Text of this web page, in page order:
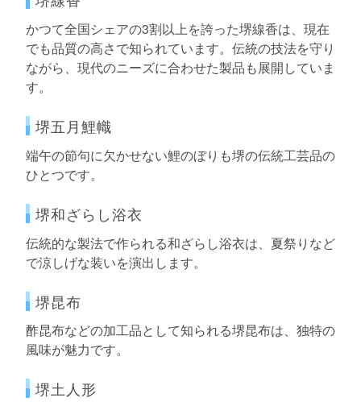
かつて全国シェアの3割以上を誇った堺線香は、現在
でも品質の高さで知られています。伝統の技法を守り
ながら、現代のニーズに合わせた製品も展開していま
す。
堺五月鯉幟
端午の節句に欠かせない鯉のぼりも堺の伝統工芸品の
ひとつです。
堺和ざらし浴衣
伝統的な製法で作られる和ざらし浴衣は、夏祭りなど
で涼しげな装いを演出します。
堺昆布
酢昆布などの加工品として知られる堺昆布は、独特の
風味が魅力です。
堺土人形